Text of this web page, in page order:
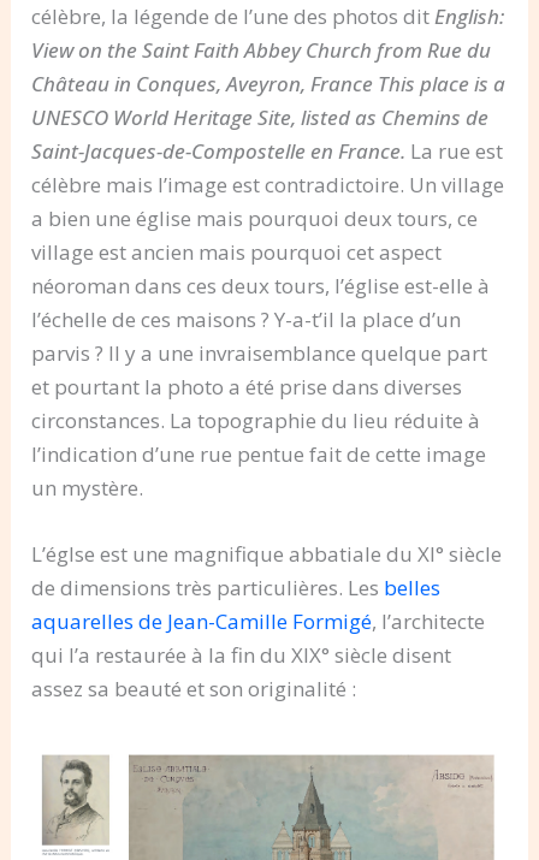
célèbre, la légende de l’une des photos ditEnglish:
View on the Saint Faith Abbey Church from Rue du
Château in Conques, Aveyron, France This place is a
UNESCO World Heritage Site, listed as Chemins de
Saint-Jacques-de-Compostelle en France. La rue est
célèbre mais l’image est contradictoire. Un village
a bien une église mais pourquoi deux tours, ce
village est ancien mais pourquoi cet aspect
néoroman dans ces deux tours, l’église est-elle à
l’échelle de ces maisons ? Y-a-t’il la place d’un
parvis ? Il y a une invraisemblance quelque part
et pourtant la photo a été prise dans diverses
circonstances. La topographie du lieu réduite à
l’indication d’une rue pentue fait de cette image
un mystère.
L’églse est une magnifique abbatiale du XI° siècle
de dimensions très particulières. Les belles
aquarelles de Jean-Camille Formigé, l’architecte
qui l’a restaurée à la fin du XIX° siècle disent
assez sa beauté et son originalité :